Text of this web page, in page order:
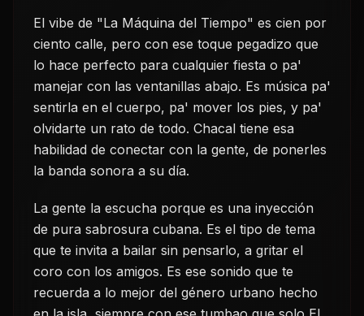
El vibe de "La Máquina del Tiempo" es cien por
ciento calle, pero con ese toque pegadizo que
lo hace perfecto para cualquier fiesta o pa'
manejar con las ventanillas abajo. Es música pa'
sentirla en el cuerpo, pa' mover los pies, y pa'
olvidarte un rato de todo. Chacal tiene esa
habilidad de conectar con la gente, de ponerles
la banda sonora a su día.
La gente la escucha porque es una inyección
de pura sabrosura cubana. Es el tipo de tema
que te invita a bailar sin pensarlo, a gritar el
coro con los amigos. Es ese sonido que te
recuerda a lo mejor del género urbano hecho